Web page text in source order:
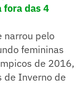
fora das 4
narrou pelo
femininas
de 2016,
de Inverno de